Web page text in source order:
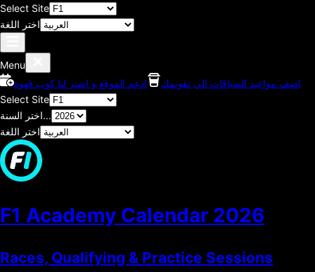
Select Site
اختر اللغة
Menu
اضف مواعيد السباقات الي تقويمك
ادعم الموقع و اشتر لنا كوب قهوة
Select Site
اختر السنة...
اختر اللغة
F1 Academy Calendar 2026
Races, Qualifying & Practice Sessions